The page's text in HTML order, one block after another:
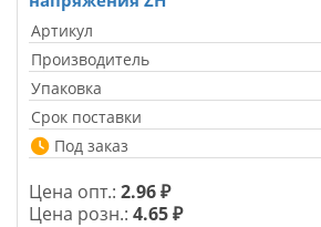
Артикул
Производитель
Упаковка
Срок поставки
Под заказ
Цена опт.: 2.96 ₽
Цена розн.: 4.65 ₽